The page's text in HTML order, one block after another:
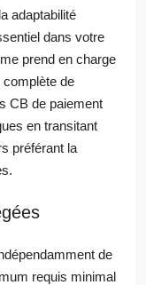
adaptabilité
dans votre
prend en charge
de
CB de paiement
en transitant
préférant la
de
requis minimal